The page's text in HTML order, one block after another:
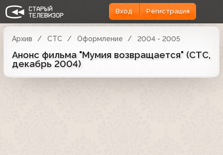
Вход Регистрация
Архив СТС Оформление 2004 - 2005
Анонс фильма "Мумия возвращается" (СТС,
декабрь 2004)